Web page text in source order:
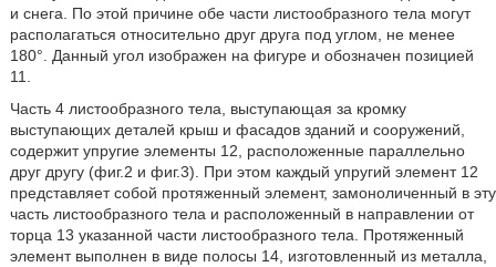
и снега. По этой причине обе части листообразного тела могут
располагаться относительно друг друга под углом, не менее
180°. Данный угол изображен на фигуре и обозначен позицией
11.
Часть 4 листообразного тела, выступающая за кромку
выступающих деталей крыш и фасадов зданий и сооружений,
содержит упругие элементы 12, расположенные параллельно
друг другу (фиг.2 и фиг.3). При этом каждый упругий элемент 12
представляет собой протяженный элемент, замоноличенный в эту
часть листообразного тела и расположенный в направлении от
торца 13 указанной части листообразного тела. Протяженный
элемент выполнен в виде полосы 14, изготовленный из металла,